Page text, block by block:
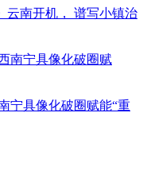
云南开机， 谱写小镇治
宁具像化破圈赋能“重